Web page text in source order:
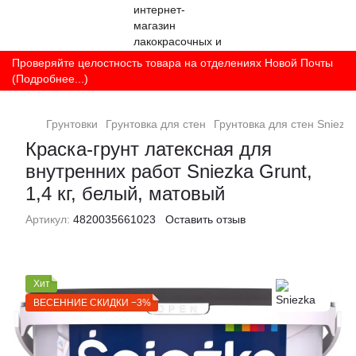
Проверяйте целостность товара на отделениях Новой Почты
(Подробнее...)
Грунтовки Грунтовка для стен Грунтовка для стен Sniezka
Краска-грунт латексная для
внутренних работ Sniezka Grunt,
1,4 кг, белый, матовый
Артикул: 4820035661023 Оставить отзыв
Хит
ВЕСЕННИЕ СКИДКИ −3%